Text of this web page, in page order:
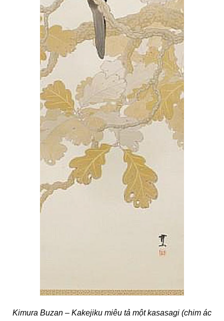
Kimura Buzan – Kakejiku miêu tả một kasasagi (chim ác